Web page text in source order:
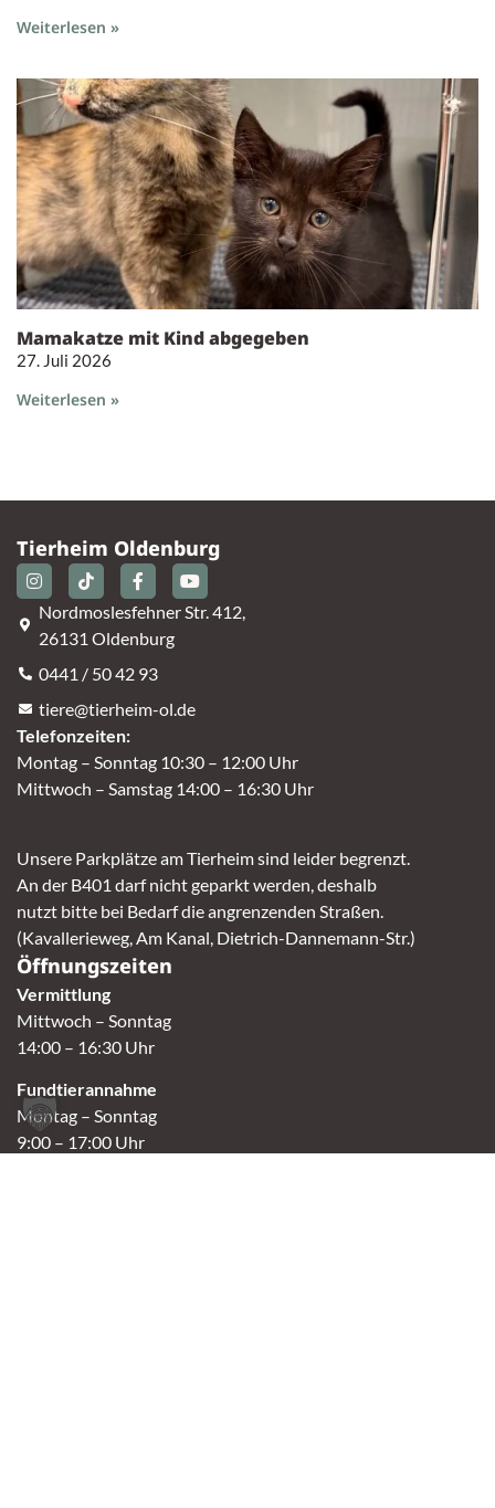
Weiterlesen »
Mamakatze mit Kind abgegeben
27. Juli 2026
Weiterlesen »
Tierheim Oldenburg
Nordmoslesfehner Str. 412,
26131 Oldenburg
0441 / 50 42 93
tiere@tierheim-ol.de
Telefonzeiten:
Montag – Sonntag 10:30 – 12:00 Uhr
Mittwoch – Samstag 14:00 – 16:30 Uhr
Unsere Parkplätze am Tierheim sind leider begrenzt.
An der B401 darf nicht geparkt werden, deshalb
nutzt bitte bei Bedarf die angrenzenden Straßen.
(Kavallerieweg, Am Kanal, Dietrich-Dannemann-Str.)
Öffnungszeiten
Vermittlung
Mittwoch – Sonntag
14:00 – 16:30 Uhr
Fundtierannahme
Montag – Sonntag
9:00 – 17:00 Uhr